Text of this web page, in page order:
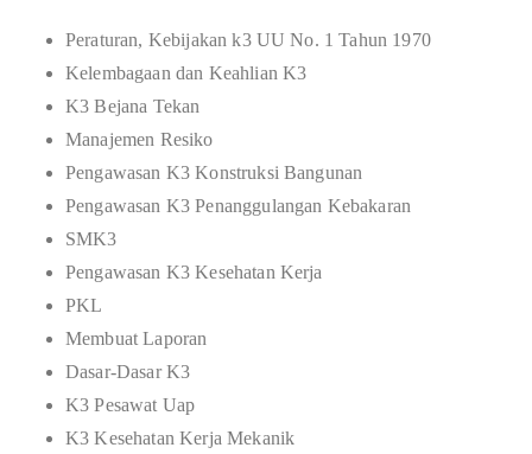
Peraturan, Kebijakan k3 UU No. 1 Tahun 1970
Kelembagaan dan Keahlian K3
K3 Bejana Tekan
Manajemen Resiko
Pengawasan K3 Konstruksi Bangunan
Pengawasan K3 Penanggulangan Kebakaran
SMK3
Pengawasan K3 Kesehatan Kerja
PKL
Membuat Laporan
Dasar-Dasar K3
K3 Pesawat Uap
K3 Kesehatan Kerja Mekanik